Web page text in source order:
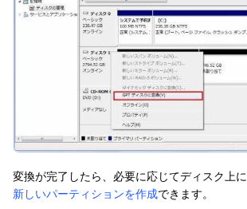
変換が完了したら、必要に応じてディスク上に
新しいパーティションを作成できます。